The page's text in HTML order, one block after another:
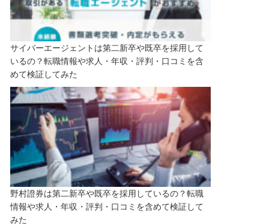
サイバーエージェントは第二新卒や既卒を採用して
いるの？転職情報や求人・年収・評判・口コミを含
めて検証してみた
野村證券は第二新卒や既卒を採用しているの？転職
情報や求人・年収・評判・口コミを含めて検証して
みた